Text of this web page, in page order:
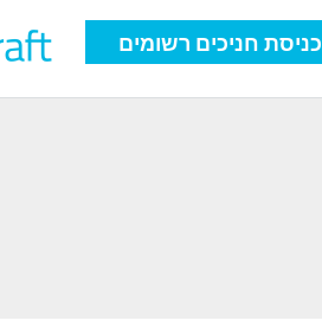
כניסת חניכים רשומים